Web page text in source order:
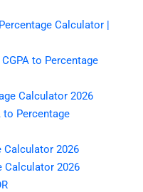
Calculator |
to Percentage
Calculator 2026
to Percentage
Calculator 2026
Calculator 2026